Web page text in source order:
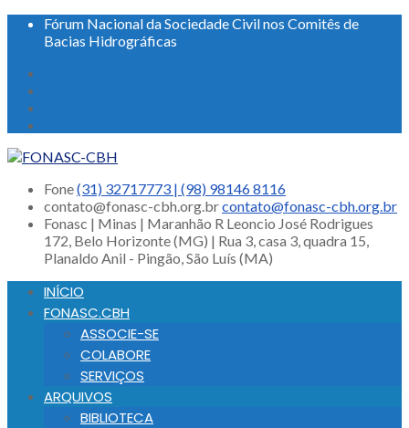
Fórum Nacional da Sociedade Civil nos Comitês de
Bacias Hidrográficas
Fone(31) 32717773 | (98) 98146 8116
contato@fonasc-cbh.org.brcontato@fonasc-cbh.org.br
Fonasc | Minas | Maranhão R Leoncio José Rodrigues
172, Belo Horizonte (MG) | Rua 3, casa 3, quadra 15,
Planaldo Anil - Pingão, São Luís (MA)
INÍCIO
FONASC.CBH
ASSOCIE-SE
COLABORE
SERVIÇOS
ARQUIVOS
BIBLIOTECA